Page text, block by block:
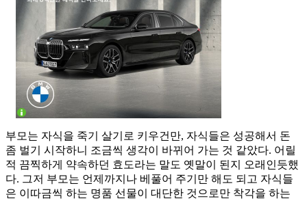
부모는 자식을 죽기 살기로 키우건만, 자식들은 성공해서 돈
좀 벌기 시작하니 조금씩 생각이 바뀌어 가는 것 같았다. 어릴
적 끔찍하게 약속하던 효도라는 말도 옛말이 된지 오래인듯했
다. 그저 부모는 언제까지나 베풀어 주기만 해도 되고 자식들
은 이따금씩 하는 명품 선물이 대단한 것으로만 착각을 하는